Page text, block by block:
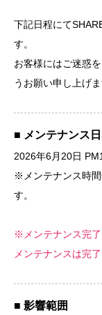
下記日程にて
す。
お客様にはご迷惑
うお願い申し上げま
■ メンテナンス
2026年6月20日
※メンテナンス時
す。
※メンテナンス完了
メンテナンスは完
■ 影響範囲